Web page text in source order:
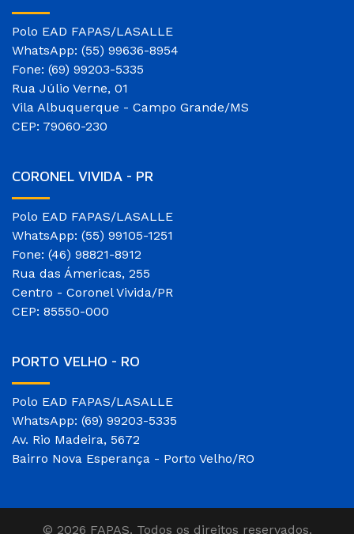
Polo EAD FAPAS/LASALLE
WhatsApp: (55) 99636-8954
Fone: (69) 99203-5335
Rua Júlio Verne, 01
Vila Albuquerque - Campo Grande/MS
CEP: 79060-230
CORONEL VIVIDA - PR
Polo EAD FAPAS/LASALLE
WhatsApp: (55) 99105-1251
Fone: (46) 98821-8912
Rua das Ámericas, 255
Centro - Coronel Vivida/PR
CEP: 85550-000
PORTO VELHO - RO
Polo EAD FAPAS/LASALLE
WhatsApp: (69) 99203-5335
Av. Rio Madeira, 5672
Bairro Nova Esperança - Porto Velho/RO
© 2026 FAPAS. Todos os direitos reservados.